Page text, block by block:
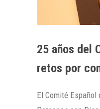
25 años del
retos por
El Comité Español